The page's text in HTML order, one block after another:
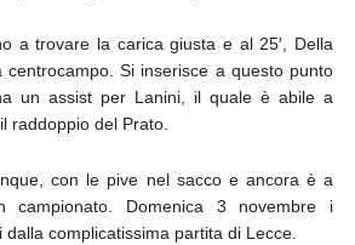
a trovare la carica giusta e al 25′, Della
Si inserisce a questo punto
un assist per Lanini, il quale è abile a
raddoppio del Prato.
con le pive nel sacco e ancora è a
campionato. Domenica 3 novembre i
dalla complicatissima partita di Lecce.